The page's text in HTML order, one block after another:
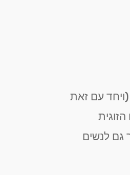
(ויחד עם זאת
גם לנשים